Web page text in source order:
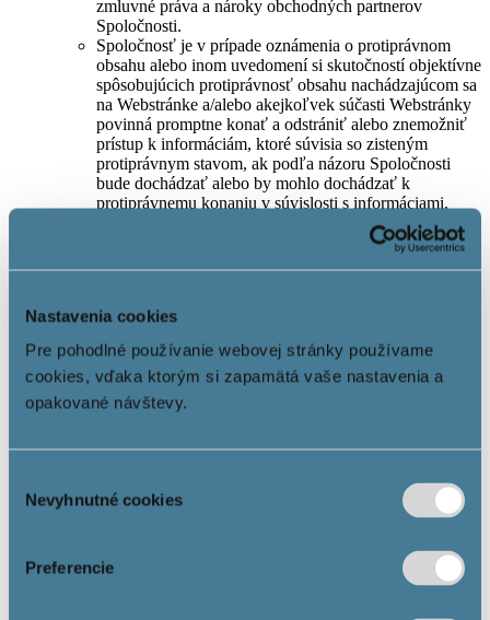
Nastavenia cookies
Pre pohodlné používanie webovej stránky používame
cookies, vďaka ktorým si zapamätá vaše nastavenia a
opakované návštevy.
súhlasu
Nevyhnutné cookies
Preferencie
zmluvné práva a nároky obchodných partnerov
Spoločnosti.
Spoločnosť je v prípade oznámenia o protiprávnom
obsahu alebo inom uvedomení si skutočností objektívne
spôsobujúcich protiprávnosť obsahu nachádzajúcom sa
na Webstránke a/alebo akejkoľvek súčasti Webstránky
povinná promptne konať a odstrániť alebo znemožniť
prístup k informáciám, ktoré súvisia so zisteným
protiprávnym stavom, ak podľa názoru Spoločnosti
bude dochádzať alebo by mohlo dochádzať k
protiprávnemu konaniu v súvislosti s informáciami,
ktoré sú zahrnuté do obsahu Webstránok.
5. Práva a povinnosti Používateľa
Používateľ má právo využívať Služby informačnej
spoločnosti v súlade s týmito Podmienkami používania.
Každý Používateľ je vždy povinný oznámiť
Spoločnosti bezodkladne akékoľvek podozrenie
týkajúce sa protiprávneho obsahu Webstránky a/alebo
jej časti, ktoré by malo alebo mohlo mať vplyv na
presne identifikovať obsah, ktorým by sa mali
právnickej osoby, a špecifikovať aj čo od Spoločnosti
požaduje (napr. odstránenie obsahu), a v čom vidí
zasahovať do Webstránok nepovoleným spôsobom,
vytvárať kópie a/alebo extrahovať kópie obsahu